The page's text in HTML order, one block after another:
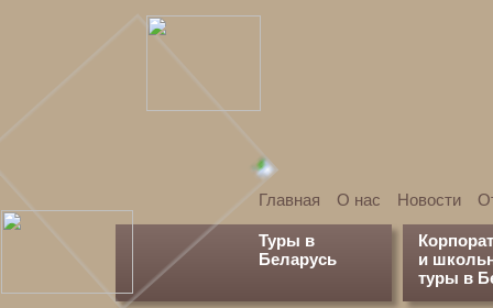
Главная О нас Новости
Туры в
Беларусь
и
туры в